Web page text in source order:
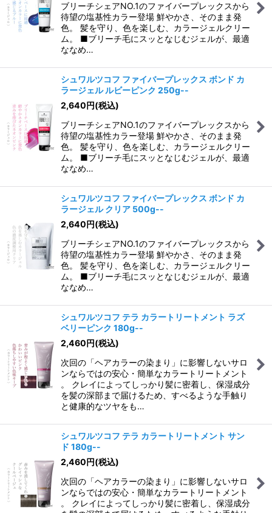
ブリーチシェアNO.1のファイバープレックスから
待望の塩基性カラー登場 鮮やかさ、そのまま発
色。 髪を守り、色を楽しむ、カラージェルクリー
ム。 ■ブリーチ毛にスッとなじむジェルが、最適
ななめ…
シュワルツコフ ファイバープレックス ボンド カ
ラージェル ルビーピンク 250g--
2,640円(税込)
ブリーチシェアNO.1のファイバープレックスから
待望の塩基性カラー登場 鮮やかさ、そのまま発
色。 髪を守り、色を楽しむ、カラージェルクリー
ム。 ■ブリーチ毛にスッとなじむジェルが、最適
ななめ…
シュワルツコフ ファイバープレックス ボンド カ
ラージェル クリア 500g--
2,640円(税込)
ブリーチシェアNO.1のファイバープレックスから
待望の塩基性カラー登場 鮮やかさ、そのまま発
色。 髪を守り、色を楽しむ、カラージェルクリー
ム。 ■ブリーチ毛にスッとなじむジェルが、最適
ななめ…
シュワルツコフ テラ カラートリートメント ラズ
ベリーピンク 180g--
2,460円(税込)
次回の「ヘアカラーの染まり」に影響しないサロ
ンならではの安心・簡単なカラートリートメント
。 クレイによってしっかり髪に密着し、保湿成分
を髪の深部まで届けるため、すべるような手触り
と健康的なツヤをも…
シュワルツコフ テラ カラートリートメント サン
ド 180g--
2,460円(税込)
次回の「ヘアカラーの染まり」に影響しないサロ
ンならではの安心・簡単なカラートリートメント
。 クレイによってしっかり髪に密着し、保湿成分